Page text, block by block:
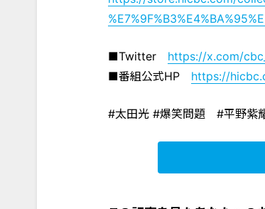
■Twitter https://x.com/
■番組公式HP https://
#太田光 #爆笑問題 #平野紫